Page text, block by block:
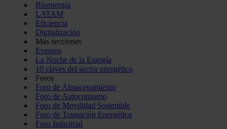
Bioenergía
LATAM
Eficiencia
Digitalización
Más secciones
Eventos
La Noche de la Energía
10 claves del sector energético
Foros
Foro de Almacenamiento
Foro de Autoconsumo
Foro de Movilidad Sostenible
Foro de Transición Energética
Foro Industrial